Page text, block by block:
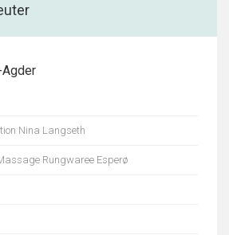
Nina Langseth
Rungwaree Esperø